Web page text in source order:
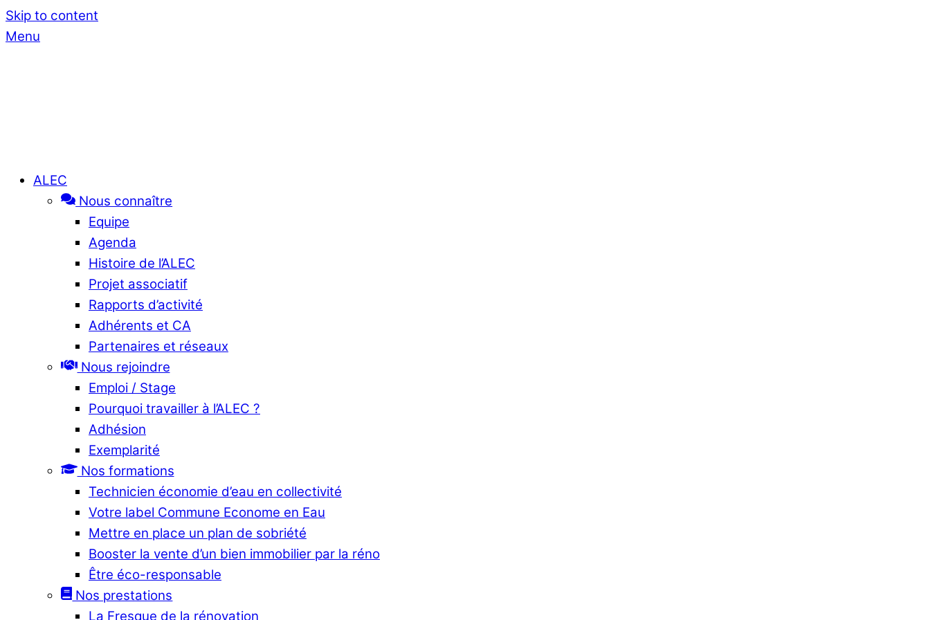
Skip to content
Menu
ALEC
Nous connaître
Equipe
Agenda
Histoire de l’ALEC
Projet associatif
Rapports d’activité
Adhérents et CA
Partenaires et réseaux
Nous rejoindre
Emploi / Stage
Pourquoi travailler à l’ALEC ?
Adhésion
Exemplarité
Nos formations
Technicien économie d’eau en collectivité
Votre label Commune Econome en Eau
Mettre en place un plan de sobriété
Booster la vente d’un bien immobilier par la réno
Être éco-responsable
Nos prestations
La Fresque de la rénovation